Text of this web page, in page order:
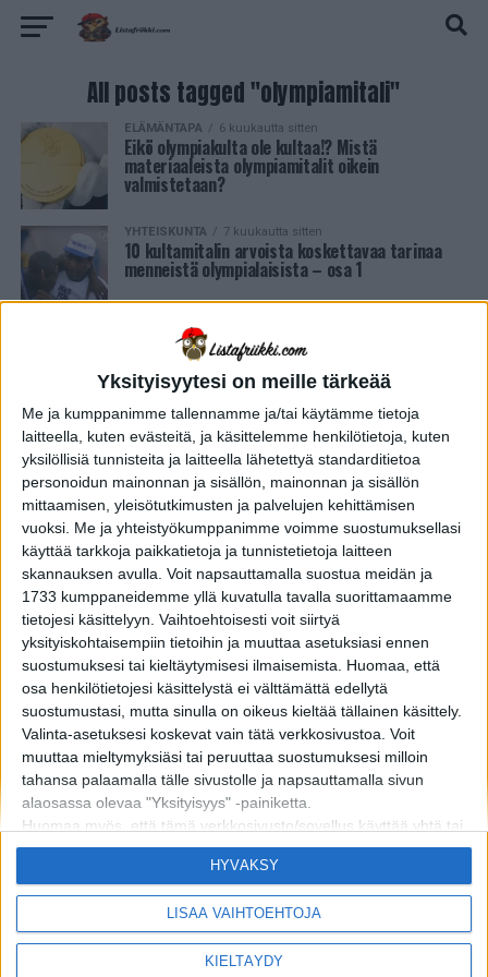
Yksityisyytesi on meille tärkeää
Me ja kumppanimme tallennamme ja/tai käytämme tietoja
laitteella, kuten evästeitä, ja käsittelemme henkilötietoja, kuten
yksilöllisiä tunnisteita ja laitteella lähetettyä standarditietoa
personoidun mainonnan ja sisällön, mainonnan ja sisällön
mittaamisen, yleisötutkimusten ja palvelujen kehittämisen
vuoksi. Me ja yhteistyökumppanimme voimme suostumuksellasi
käyttää tarkkoja paikkatietoja ja tunnistetietoja laitteen
skannauksen avulla. Voit napsauttamalla suostua meidän ja
1733 kumppaneidemme yllä kuvatulla tavalla suorittamaamme
tietojesi käsittelyyn. Vaihtoehtoisesti voit siirtyä
yksityiskohtaisempiin tietoihin ja muuttaa asetuksiasi ennen
suostumuksesi tai kieltäytymisesi ilmaisemista.
Huomaa, että
osa henkilötietojesi käsittelystä ei välttämättä edellytä
suostumustasi, mutta sinulla on oikeus kieltää tällainen käsittely.
Valinta-asetuksesi koskevat vain tätä verkkosivustoa. Voit
muuttaa mieltymyksiäsi tai peruuttaa suostumuksesi milloin
tahansa palaamalla tälle sivustolle ja napsauttamalla sivun
alaosassa olevaa "Yksityisyys" -painiketta.
Huomaa myös, että tämä verkkosivusto/sovellus käyttää yhtä tai
useampaa Googlen palvelua ja voi kerätä ja tallentaa tietoja,
mukaan lukien, niihin kuitenkaan rajoittumatta,
verkkosivustolla/sovelluksessa vierailuusi tai niiden käyttöösi ja
niissä harjoittamaasi toimintaan/käyttäytymiseen liittyviä tietoja.
Alla olevassa Googlen suostumusosiossa voit antaa tai kieltää
suostumuksen Googlelle ja sen kolmannen osapuolen
LISÄÄ VAIHTOEHTOJA
KIELTÄYDY
HYVÄKSY
All posts tagged "olympiamitali"
ELÄMÄNTAPA 6 kuukautta sitten
Eikö olympiakulta ole kultaa!? Mistä
materiaaleista olympiamitalit oikein
valmistetaan?
YHTEISKUNTA 7 kuukautta sitten
10 kultamitalin arvoista koskettavaa tarinaa
menneistä olympialaisista – osa 1
YLEISTIETO
Olympiakulta ei olekaan kultaa! Mistä
materiaaleista olympiamitalit oikein
valmistetaan?
HALUATKO MAINOSTAJAKSI LISTAFRIIKKIIN?
TIETOSUOJA JA EVÄSTEET
OTA YHTEYTTÄ